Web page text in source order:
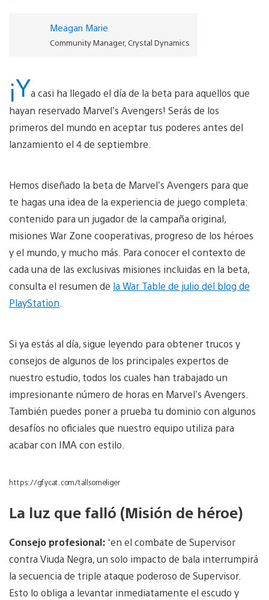
Meagan Marie
Community Manager, Crystal Dynamics
¡Ya casi ha llegado el día de la beta para aquellos que
hayan reservado Marvel’s Avengers! Serás de los
primeros del mundo en aceptar tus poderes antes del
lanzamiento el 4 de septiembre.
Hemos diseñado la beta de Marvel’s Avengers para que
te hagas una idea de la experiencia de juego completa:
contenido para un jugador de la campaña original,
misiones War Zone cooperativas, progreso de los héroes
y el mundo, y mucho más. Para conocer el contexto de
cada una de las exclusivas misiones incluidas en la beta,
consulta el resumen de la War Table de julio del blog de
PlayStation
Si ya estás al día, sigue leyendo para obtener trucos y
consejos de algunos de los principales expertos de
nuestro estudio, todos los cuales han trabajado un
impresionante número de horas en Marvel’s Avengers.
También puedes poner a prueba tu dominio con algunos
desafíos no oficiales que nuestro equipo utiliza para
acabar con IMA con estilo.
https://gfycat.com/tallsomeliger
La luz que falló (Misión de héroe)
Consejo profesional: ‘en el combate de Supervisor
contra Viuda Negra, un solo impacto de bala interrumpirá
la secuencia de triple ataque poderoso de Supervisor.
Esto lo obliga a levantar inmediatamente el escudo y